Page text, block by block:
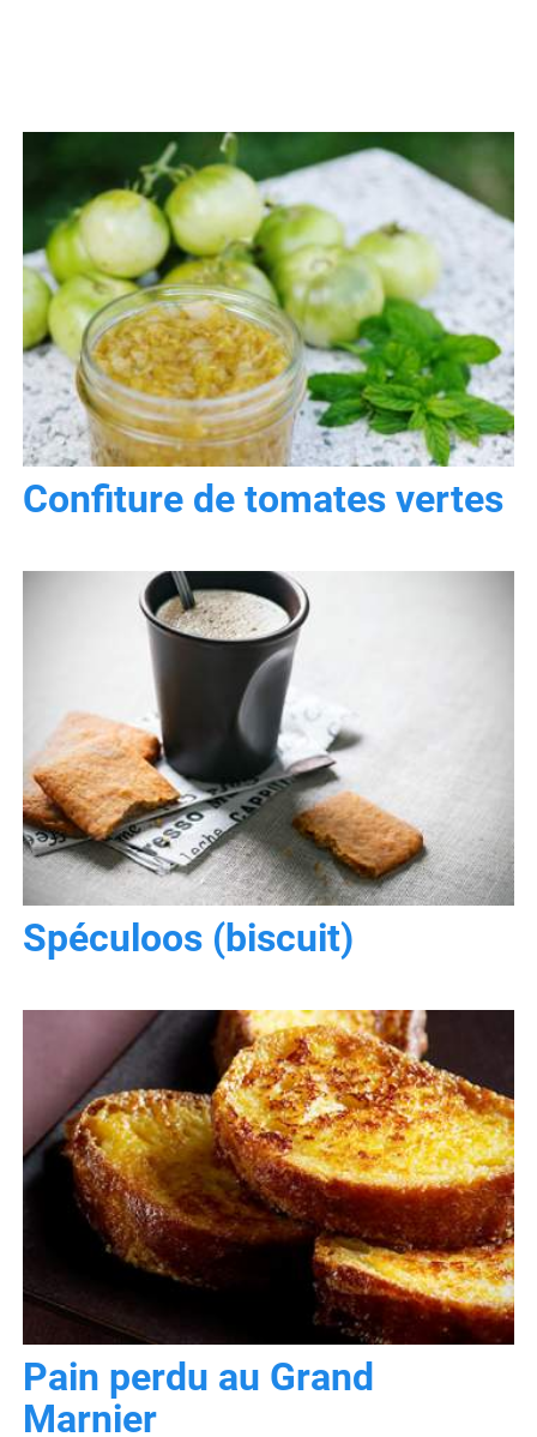
Confiture de tomates vertes
Spéculoos (biscuit)
Pain perdu au Grand
Marnier